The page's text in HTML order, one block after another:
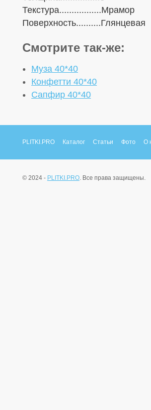
Текстура.................Мрамор
Поверхность..........Глянцевая
Смотрите так-же:
Муза 40*40
Конфетти 40*40
Сапфир 40*40
PLITKI.PRO Каталог Статьи Фото О
© 2024 - PLITKI.PRO. Все права защищены.